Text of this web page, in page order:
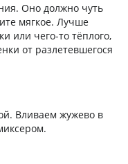
Оно должно чуть
мягкое. Лучше
или чего-то тёплого,
от разлетевшегося
Вливаем жужево в